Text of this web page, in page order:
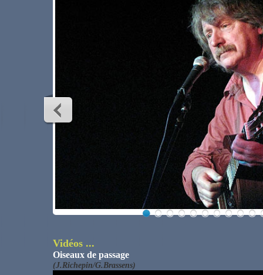
Vidéos ...
Oiseaux de passage
(J.Richepin/G.Brassens)